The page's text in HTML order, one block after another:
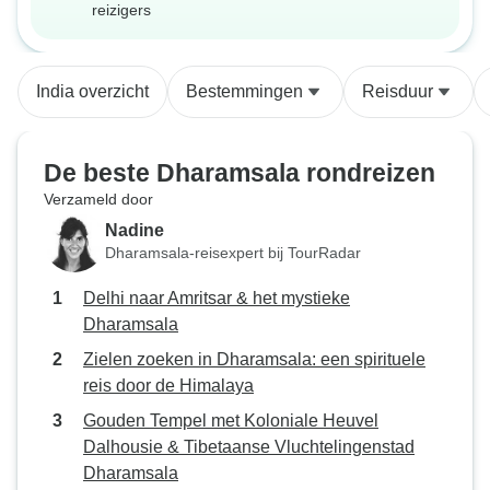
reizigers
India overzicht Bestemmingen Reisduur
De beste Dharamsala rondreizen
Verzameld door
Nadine
Dharamsala-reisexpert bij TourRadar
Delhi naar Amritsar & het mystieke
Dharamsala
Zielen zoeken in Dharamsala: een spirituele
reis door de Himalaya
Gouden Tempel met Koloniale Heuvel
Dalhousie & Tibetaanse Vluchtelingenstad
Dharamsala